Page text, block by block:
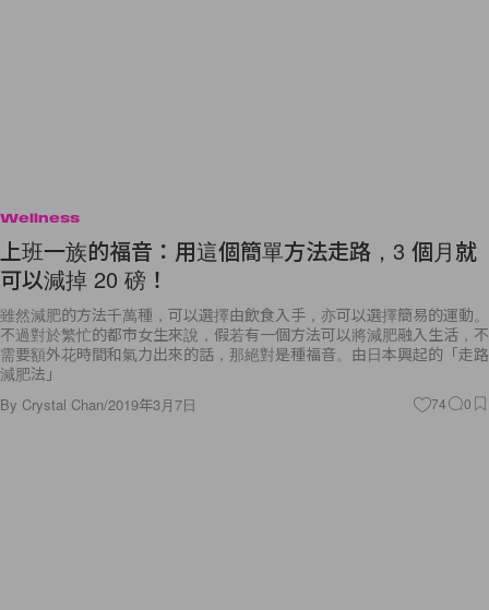
Wellness
上班一族的福音：用這個簡單方法走路，3 個月就
可以減掉 20 磅！
雖然減肥的方法千萬種，可以選擇由飲食入手，亦可以選擇簡易的運動。
不過對於繁忙的都市女生來說，假若有一個方法可以將減肥融入生活，不
需要額外花時間和氣力出來的話，那絕對是種福音。由日本興起的「走路
減肥法」
By Crystal Chan/2019年3月7日 74 0